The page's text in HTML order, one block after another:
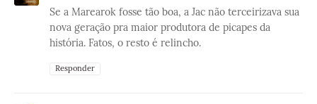
Se a Marearok fosse tão boa, a Jac não terceirizava sua
nova geração pra maior produtora de picapes da
história. Fatos, o resto é relincho.
Responder